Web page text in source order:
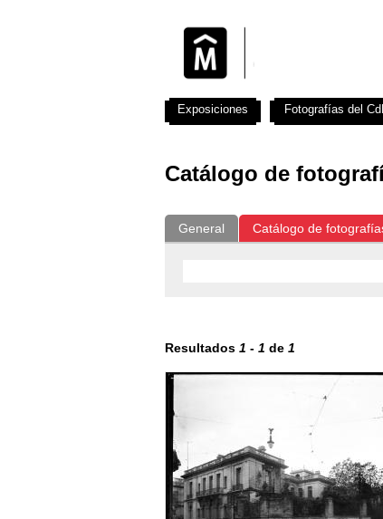
Catálogo de
General Catálogo de
Resultados 1 - 1 de 1
Exposiciones Fotografías del